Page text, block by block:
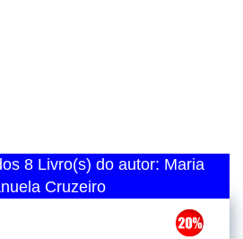
8 Livro(s) do autor: Maria
Cruzeiro